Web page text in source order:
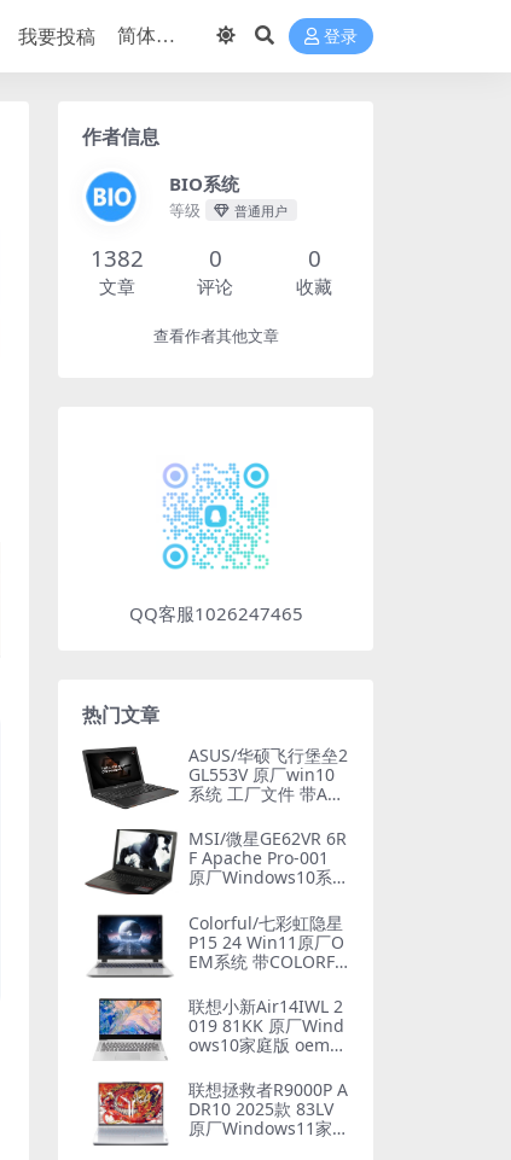
我要投稿 登录
作者信息
BIO系统
等级 普通用户
1382
文章
0
评论
0
收藏
查看作者其他文章
QQ客服1026247465
热门文章
ASUS/华硕飞行堡垒2
GL553V 原厂win10
系统 工厂文件 带ASU
MSI/微星GE62VR 6R
F Apache Pro-001
原厂Windows10系统
复
Colorful/七彩虹隐星
P15 24 Win11原厂O
EM系统 带COLORFU
联想小新Air14IWL 2
019 81KK 原厂Wind
ows10家庭版 oem系
联想拯救者R9000P A
DR10 2025款 83LV
原厂Windows11家庭